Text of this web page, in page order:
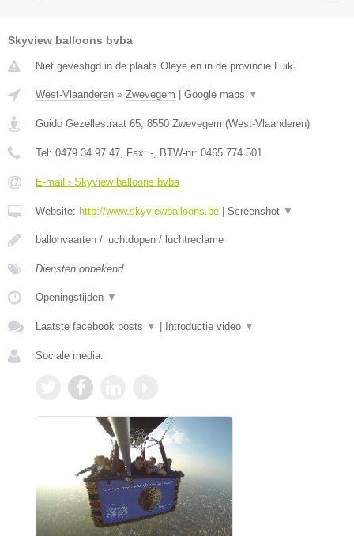
Skyview balloons bvba
Niet gevestigd in de plaats Oleye en in de provincie Luik.
West-Vlaanderen » Zwevegem | Google maps ▼
Guido Gezellestraat 65 8550 Zwevegem (West-Vlaanderen)
Tel: 0479 34 97 47 , Fax: - , BTW-nr: 0465 774 501
E-mail › Skyview balloons bvba
Website: http://www.skyviewballoons.be | Screenshot ▼
ballonvaarten / luchtdopen / luchtreclame
Diensten onbekend
Openingstijden ▼
Laatste facebook posts ▼ | Introductie video ▼
Sociale media: